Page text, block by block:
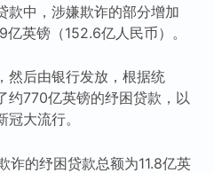
款中，涉嫌欺诈的部分增加
英镑（152.6亿人民币）。
然后由银行发放，根据统
约770亿英镑的纾困贷款，以
大流行。
的纾困贷款总额为11.8亿英